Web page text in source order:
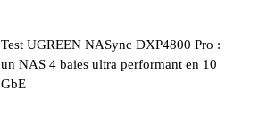
Test UGREEN NASync DXP4800 Pro :
un NAS 4 baies ultra performant en 10
GbE